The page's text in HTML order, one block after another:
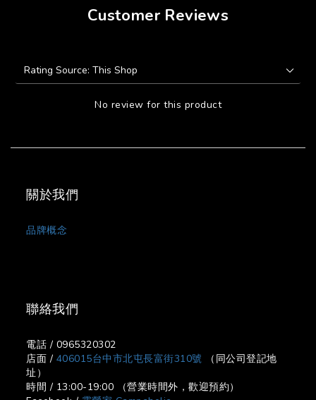
Customer Reviews
No review for this product
關於我們
品牌概念
聯絡我們
電話 / 0965320302
店面 / 406015台中市北屯長富街310號 （同公司登記地
址）
時間 / 13:00-19:00 （營業時間外，歡迎預約）